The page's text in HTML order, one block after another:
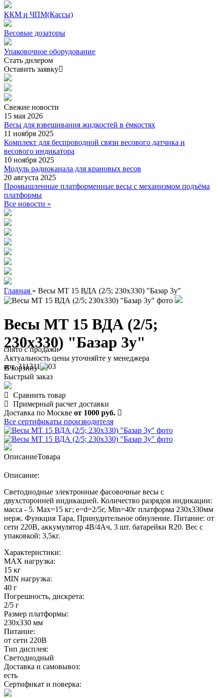
ККМ и ЧПМ(Кассы)
Весовые дозаторы
Упаковочное оборудование
Стать дилером
Оставить заявку
Свежие новости
15 мая 2026
Весы для взвешивания жидкостей в ёмкостях
11 ноября 2025
Комплект для беспроводной связи весового датчика и
весового индикатора
10 ноября 2025
Модуль радиоканала для крановых весов
20 августа 2025
Промышленные платформенные весы с механизмом подъёма
платформы
Все новости »
Главная » Весы МТ 15 ВДА (2/5; 230х330) "Базар 3у"
Весы МТ 15 ВДА (2/5;
230х330) "Базар 3у"
арт. 3113110003
снято с продажи
Актуальность цены уточняйте у менеджера
В корзину
Быстрый заказ
Сравнить товар
Примерный расчет доставки
Доставка по Москве от 1000 руб.
Все сертификаты производителя
ОписаниеТовара
Описание:
Светодиодные электронные фасовочные весы с
двухсторонней индикацией. Количество разрядов индикации:
масса - 5. Max=15 кг; e=d=2/5г, Min=40г платформа 230х330мм
нерж. Функция Тара, Принудительное обнуление. Питание: от
сети 220В, аккумулятор 4В/4Ач, 3 шт. батарейки R20. Вес с
упаковкой: 3,5кг.
Характеристики:
MAX нагрузка:
15 кг
MIN нагрузка:
40 г
Погрешность, дискрета:
2/5 г
Размер платформы:
230х330 мм
Питание:
от сети 220В
Тип дисплея:
Светодиодный
Доставка и самовывоз:
есть
Сертификат и поверка: